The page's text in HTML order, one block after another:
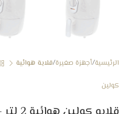
الرئيسية أجهزة صغيرة قلاية هوائية
كولين